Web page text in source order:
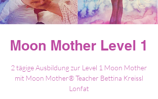
Moon Mother Level 1
2 tägige Ausbildung zur Level 1 Moon Mother
mit Moon Mother® Teacher Bettina Kreissl
Lonfat